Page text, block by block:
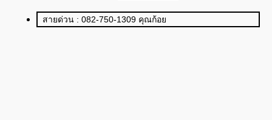
สายด่วน : 082-750-1309 คุณก้อย